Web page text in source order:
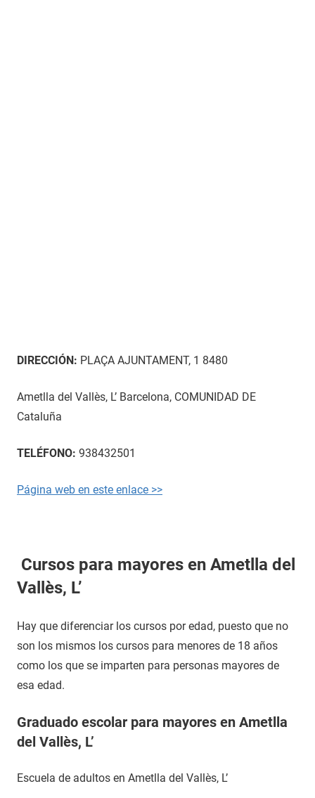
DIRECCIÓN: PLAÇA AJUNTAMENT, 1 8480
Ametlla del Vallès, L’ Barcelona, COMUNIDAD DE
Cataluña
TELÉFONO: 938432501
Página web en este enlace >>
Cursos para mayores en Ametlla del
Vallès, L’
Hay que diferenciar los cursos por edad, puesto que no
son los mismos los cursos para menores de 18 años
como los que se imparten para personas mayores de
esa edad.
Graduado escolar para mayores en Ametlla
del Vallès, L’
Escuela de adultos en Ametlla del Vallès, L’